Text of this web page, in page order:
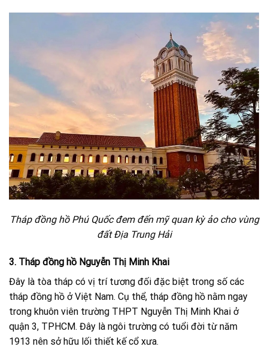
Tháp đồng hồ Phú Quốc đem đến mỹ quan kỳ ảo cho vùng
đất Địa Trung Hải
3. Tháp đồng hồ Nguyễn Thị Minh Khai
Đây là tòa tháp có vị trí tương đối đặc biệt trong số các
tháp đồng hồ ở Việt Nam. Cụ thể, tháp đồng hồ nằm ngay
trong khuôn viên trường THPT Nguyễn Thị Minh Khai ở
quận 3, TPHCM. Đây là ngôi trường có tuổi đời từ năm
1913 nên sở hữu lối thiết kế cổ xưa.